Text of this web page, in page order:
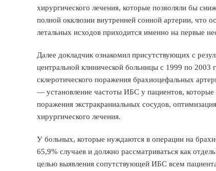
хирургического лечения, которые позволяли бы
полной окклюзии внутренней сонной артерии, что
летальных исходов приходится именно на первые
Далее докладчик ознакомил присутствующих с
центральной клинической больницы с 1999 по
склеротического поражения брахиоцефальных
— установление частоты ИБС у пациентов, которые
поражения экстракраниальных сосудов,
хирургического лечения.
У больных, которые нуждаются в операции на
65,9% случаев и должно рассматриваться как
целью выявления сопутствующей ИБС всем